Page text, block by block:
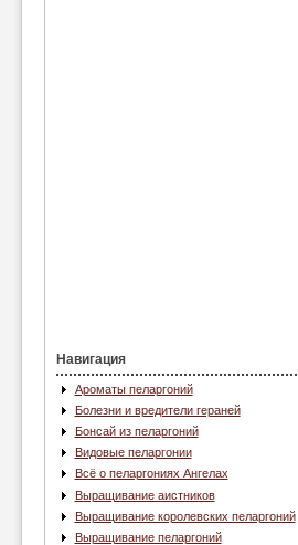
Навигация
Ароматы пеларгоний
Болезни и вредители гераней
Бонсай из пеларгоний
Видовые пеларгонии
Всё о пеларгониях Ангелах
Выращивание аистников
Выращивание королевских пеларгоний
Выращивание пеларгоний